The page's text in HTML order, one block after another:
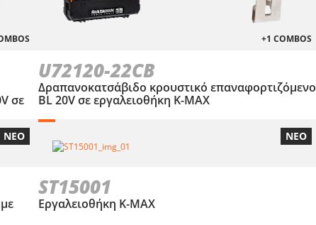
σε
+1 COMBOS
U72120-22CB
Δραπανοκατσάβιδο κρουστικό επαναφορτιζόμενο
BL 20V σε εργαλειοθήκη Κ-ΜΑΧ
ΝΕΟ ΝΕΟ
ST15001
Εργαλειοθήκη Κ-ΜΑΧ